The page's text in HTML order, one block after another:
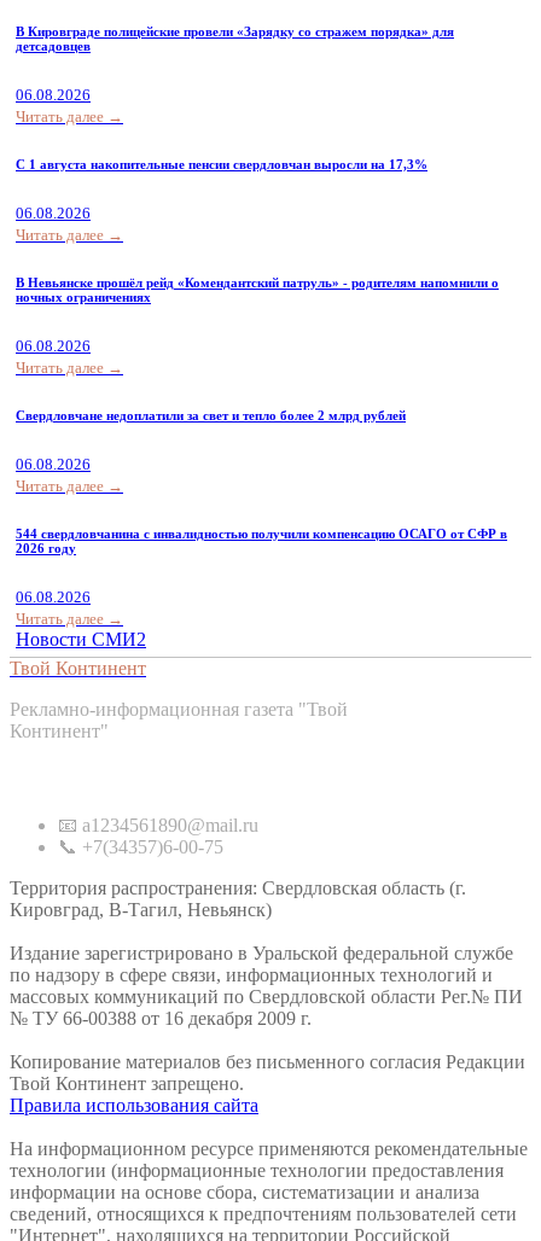
В Кировграде полицейские провели «Зарядку со стражем порядка» для
детсадовцев
06.08.2026
Читать далее →
С 1 августа накопительные пенсии свердловчан выросли на 17,3%
06.08.2026
Читать далее →
В Невьянске прошёл рейд «Комендантский патруль» - родителям напомнили о
ночных ограничениях
06.08.2026
Читать далее →
Свердловчане недоплатили за свет и тепло более 2 млрд рублей
06.08.2026
Читать далее →
544 свердловчанина с инвалидностью получили компенсацию ОСАГО от СФР в
2026 году
06.08.2026
Читать далее →
Новости СМИ2
Твой Континент
Рекламно-информационная газета "Твой
Континент"
📧 a1234561890@mail.ru
📞 +7(34357)6-00-75
Территория распространения: Свердловская область (г.
Кировград, В-Тагил, Невьянск)
Издание зарегистрировано в Уральской федеральной службе
по надзору в сфере связи, информационных технологий и
массовых коммуникаций по Свердловской области Рег.№ ПИ
№ ТУ 66-00388 от 16 декабря 2009 г.
Копирование материалов без письменного согласия Редакции
Твой Континент запрещено.
Правила использования сайта
На информационном ресурсе применяются рекомендательные
технологии (информационные технологии предоставления
информации на основе сбора, систематизации и анализа
сведений, относящихся к предпочтениям пользователей сети
"Интернет", находящихся на территории Российской